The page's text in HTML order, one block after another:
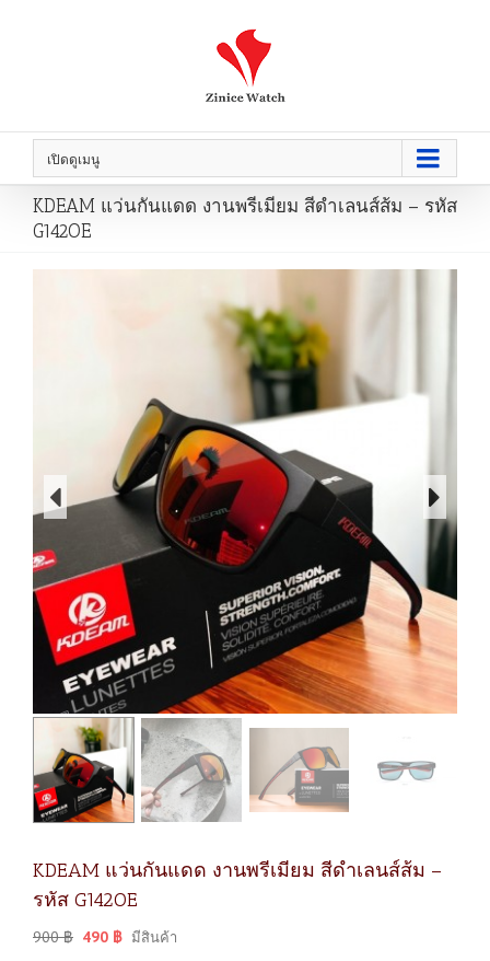
เปิดดูเมนู
KDEAM แว่นกันแดด งานพรีเมียม สีดำเลนส์ส้ม – รหัส
G142OE
KDEAM แว่นกันแดด งานพรีเมียม สีดำเลนส์ส้ม –
รหัส G142OE
900฿ 490 ฿ มีสินค้า